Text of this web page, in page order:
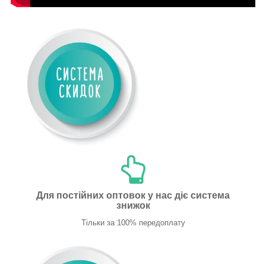
Для постійних оптовок у нас діє система
знижок
Тільки за 100% передоплату